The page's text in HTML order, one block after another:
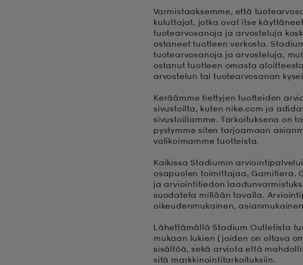
Varmistaaksemme, että
kuluttajat, jotka ovat itse
tuotearvosanoja ja arvosteluja
ostaneet tuotteen verkosta.
tuotearvosanoja ja arvosteluja,
ostanut tuotteen omasta
arvostelun tai tuotearvosanan
Keräämme tiettyjen tuotteiden
sivustoilta, kuten nike.com ja
sivustoillamme. Tarkoituksena on
pystymme siten tarjoamaan
valikoimamme tuotteista.
Kaikissa Stadiumin
osapuolen toimittajaa, Gamifiera.
ja arviointitiedon
suodateta millään tavalla.
oikeudenmukainen,
Lähettämällä Stadium Outletista
mukaan lukien (joiden on oltava
sisältöä, sekä arviota että
sitä markkinointitarkoituksiin.